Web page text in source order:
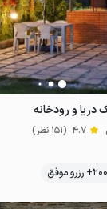
دریا و رودخانه
4.7 (151 نظر)
200+ رزرو موفق